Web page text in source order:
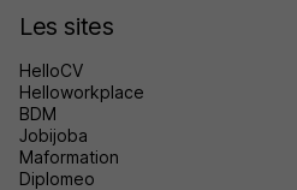
Les sites
HelloCV
Helloworkplace
BDM
Jobijoba
Maformation
Diplomeo